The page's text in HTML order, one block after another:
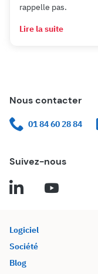
rappelle pas.
Lire la suite
Nous contacter
01 84 60 28 84
Suivez-nous
Logiciel
Société
Blog